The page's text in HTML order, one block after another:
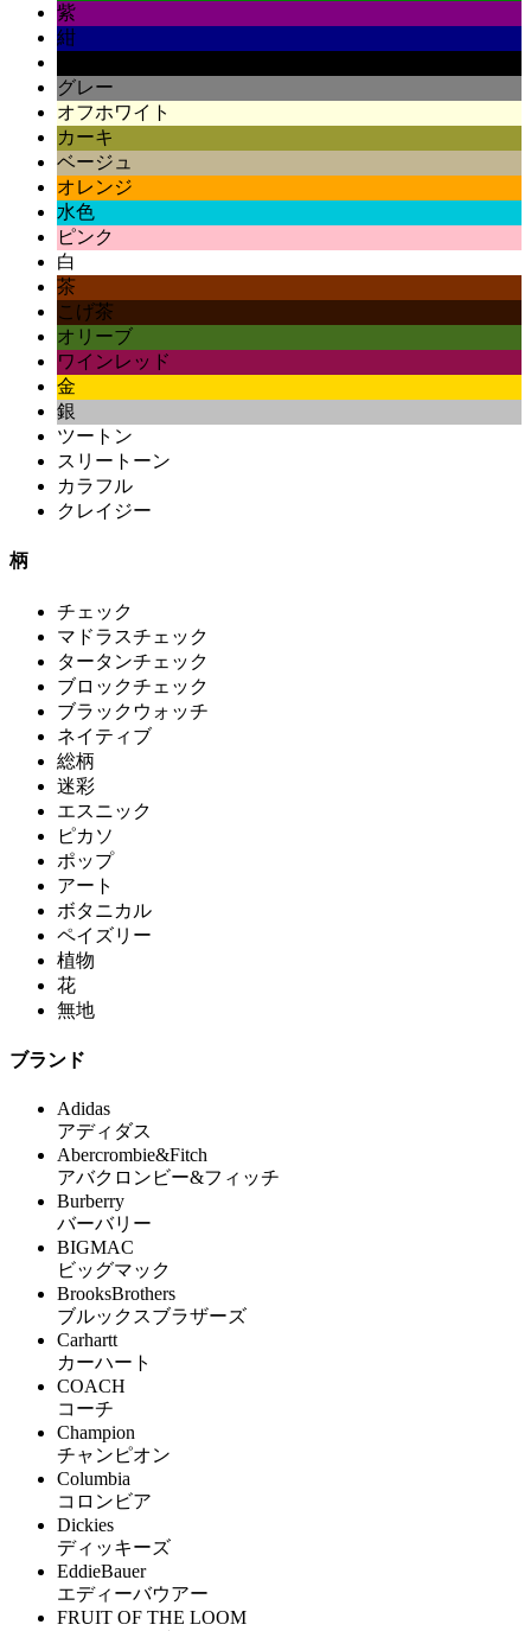
紫
紺
グレー
オフホワイト
カーキ
ベージュ
オレンジ
水色
ピンク
白
茶
こげ茶
オリーブ
ワインレッド
金
銀
ツートン
スリートーン
カラフル
クレイジー
柄
チェック
マドラスチェック
タータンチェック
ブロックチェック
ブラックウォッチ
ネイティブ
総柄
迷彩
エスニック
ピカソ
ポップ
アート
ボタニカル
ペイズリー
植物
花
無地
ブランド
Adidas
アディダス
Abercrombie&Fitch
アバクロンビー&フィッチ
Burberry
バーバリー
BIGMAC
ビッグマック
BrooksBrothers
ブルックスブラザーズ
Carhartt
カーハート
COACH
コーチ
Champion
チャンピオン
Columbia
コロンビア
Dickies
ディッキーズ
EddieBauer
エディーバウアー
FRUIT OF THE LOOM